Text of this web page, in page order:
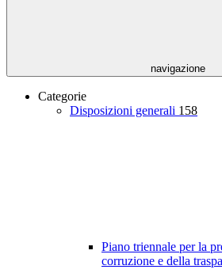
navigazione
Categorie
Disposizioni generali 158
Piano triennale per la
corruzione e della